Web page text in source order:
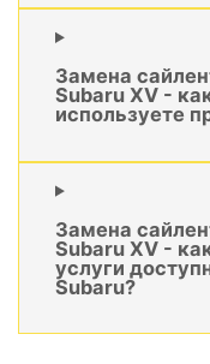
Замена
Subaru XV -
используете
Замена
Subaru XV -
услуги
Subaru?